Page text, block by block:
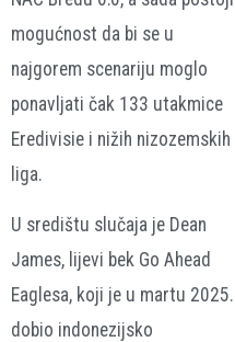
mogućnost da bi se u
najgorem scenariju moglo
ponavljati čak 133 utakmice
Eredivisie i nižih nizozemskih
liga.
U središtu slučaja je Dean
James, lijevi bek Go Ahead
Eaglesa, koji je u martu 2025.
dobio indonezijsko